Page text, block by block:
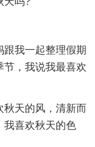
跟我一起整理假期
节，我说我最喜欢
秋天的风，清新而
我喜欢秋天的色